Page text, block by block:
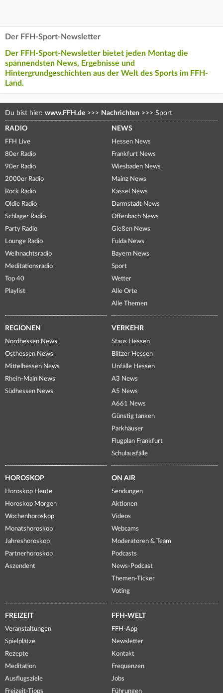
Der FFH-Sport-Newsletter
Der FFH-Sport-Newsletter bietet jeden Montag die
spannendsten News, Ergebnisse und
Hintergrundgeschichten aus der Welt des Sports im FFH-
Land.
Du bist hier: www.FFH.de >>> Nachrichten >>> Sport
RADIO
FFH Live
80er Radio
90er Radio
2000er Radio
Rock Radio
Oldie Radio
Schlager Radio
Party Radio
Lounge Radio
Weihnachtsradio
Meditationsradio
Top 40
Playlist
NEWS
Hessen News
Frankfurt News
Wiesbaden News
Mainz News
Kassel News
Darmstadt News
Offenbach News
Gießen News
Fulda News
Bayern News
Sport
Wetter
Alle Orte
Alle Themen
REGIONEN
Nordhessen News
Osthessen News
Mittelhessen News
Rhein-Main News
Südhessen News
VERKEHR
Staus Hessen
Blitzer Hessen
Unfälle Hessen
A3 News
A5 News
A661 News
Günstig tanken
Parkhäuser
Flugplan Frankfurt
Schulausfälle
HOROSKOP
Horoskop Heute
Horoskop Morgen
Wochenhoroskop
Monatshoroskop
Jahreshoroskop
Partnerhoroskop
Aszendent
ON AIR
Sendungen
Aktionen
Videos
Webcams
Moderatoren & Team
Podcasts
News-Podcast
Themen-Ticker
Voting
FREIZEIT
Veranstaltungen
Spielplätze
Rezepte
Meditation
Ausflugsziele
Freizeit-Tipps
FFH-WELT
FFH-App
Newsletter
Kontakt
Frequenzen
Jobs
Führungen